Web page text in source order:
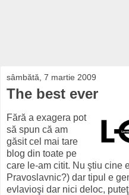
sâmbătă, 7 martie 2009
The best ever
Fără a exagera pot
să spun că am
găsit cel mai tare
blog din toate pe
care le-am citit. Nu ştiu cine
Pravoslavnic?) dar tipul e
evlavioşi dar nici deloc,